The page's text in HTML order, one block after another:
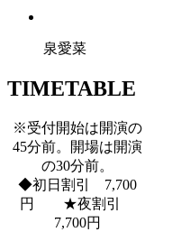
泉愛菜
TIMETABLE
※受付開始は開演の
45分前。開場は開演
の30分前。
◆初日割引 7,700
円 ★夜割引
7,700円